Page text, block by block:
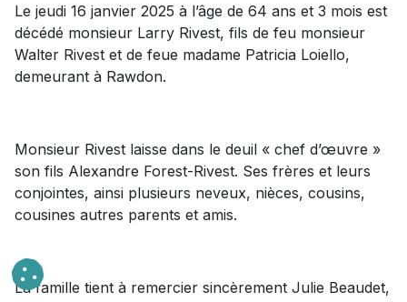
Le jeudi 16 janvier 2025 à l’âge de 64 ans et 3 mois est
décédé monsieur Larry Rivest, fils de feu monsieur
Walter Rivest et de feue madame Patricia Loiello,
demeurant à Rawdon.
Monsieur Rivest laisse dans le deuil « chef d’œuvre »
son fils Alexandre Forest-Rivest. Ses frères et leurs
conjointes, ainsi plusieurs neveux, nièces, cousins,
cousines autres parents et amis.
La famille tient à remercier sincèrement Julie Beaudet,